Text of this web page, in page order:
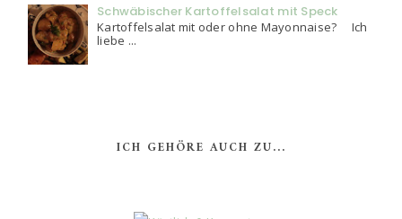
Schwäbischer Kartoffelsalat mit Speck
Kartoffelsalat mit oder ohne Mayonnaise? Ich
liebe ...
ICH GEHÖRE AUCH ZU...